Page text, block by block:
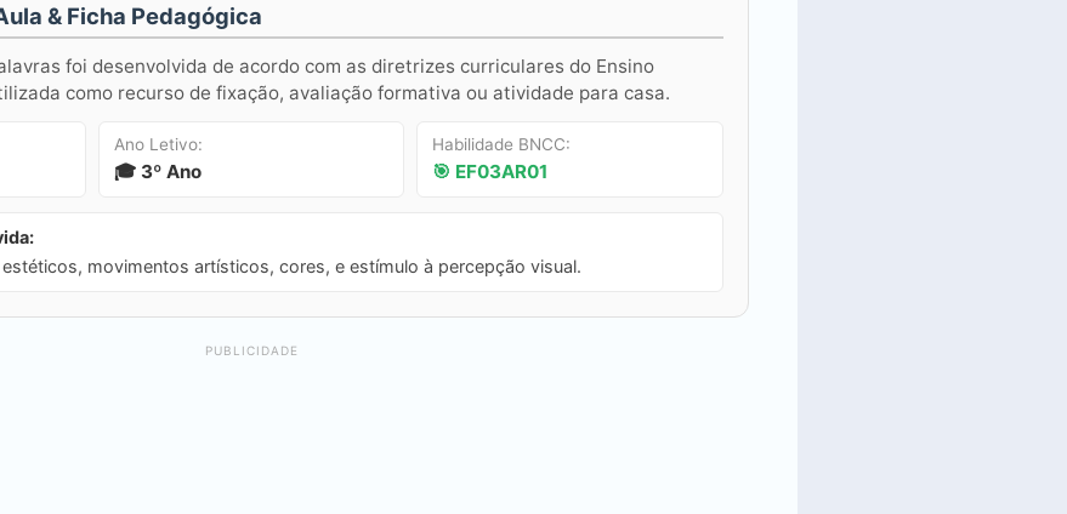
& Ficha Pedagógica
foi desenvolvida de acordo com as diretrizes curriculares do Ensino
como recurso de fixação, avaliação formativa ou atividade para casa.
Ano Letivo:
🎓 3º Ano
Habilidade BNCC:
🎯 EF03AR01
movimentos artísticos, cores, e estímulo à percepção visual.
PUBLICIDADE